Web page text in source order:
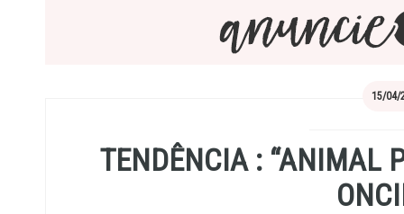
15/04/
TENDÊNCIA : “ANIMAL